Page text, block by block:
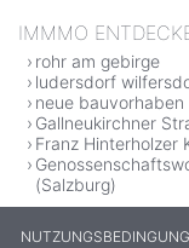
IMMMO
rohr am gebirge
ludersdorf
neue bauvorhaben
Gallneukirchner
Franz Hinterholzer
(Salzburg)